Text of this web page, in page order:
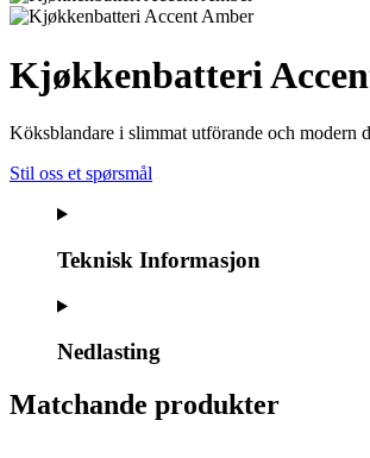
Kjøkkenbatteri
Köksblandare i slimmat utförande och modern
Stil oss et spørsmål
Teknisk Informasjon
Nedlasting
Matchande produkter